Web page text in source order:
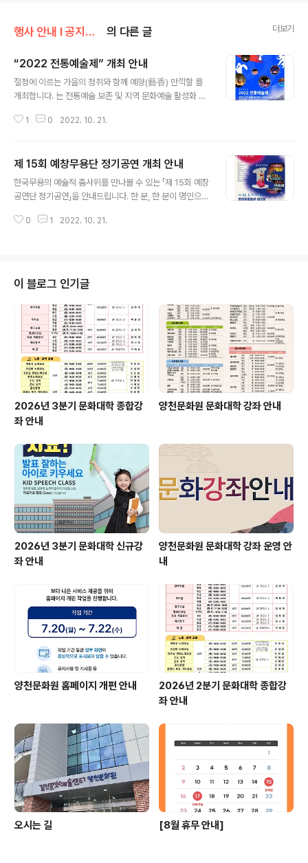
행사 안내 Ι 공지사항/공지사항 의 다른 글 더보기
“2022 전통예술제” 개최 안내
절정에 이르는 가을의 정취와 함께 예향(藝香) 만끽할 를
개최합니다. 는 전통예술 보존 및 지역 문화예술 활성화 일
민족문화 계승을 위해 힘쓰시는 우리나라 대표 명인들의
춤 선, 우리 삶을 담은 노랫가락으로 진정한 '신명'을 선사
해줄 2022 전통예술제에 많은 관심 부탁드리며 참석하셔
서 우리 전통예술의 ‘멋’을 함께 즐겨주시길 바랍니다. ■
소 : 양천공원(서울시 양천구 목동동로 111) ■ 공연내용 :
1 0 2022. 10. 21.
제 15회 예창무용단 정기공연 개최 안내
한국무용의 예술적 춤사위를 만나볼 수 있는 「제 15회 예창
공연단 정기공연」을 안내드립니다. 한 분, 한 분이 명인으로
단하여 캐나다, 이탈리아, 터키, 그리스 등 다수의 해외 초
통악기의 고동소리와 함께 신명으로 양천의 밤을 수놓을
예창무용단 제 15회 정기공연에 많은 관심과 참여 부탁드
립니다. ■ 일시 : 2022년 11월 1일(화) 19:00 ~ ■ 장소 :
양천문화회관 대극장(서울 양천구 목동서로 367) ■ 전좌
석 무료초대 #양천문화원 #예창무용단 #한국무용 #양천
구 #양천문화..
0 1 2022. 10. 21.
이 블로그 인기글
2026년 3분기 문화대학 종합강
좌 안내
양천문화원 문화대학 강좌 안내
2026년 3분기 문화대학 신규강
좌 안내
양천문화원 문화대학 강좌 운영 안
내
양천문화원 홈페이지 개편 안내
2026년 2분기 문화대학 종합강
좌 안내
오시는 길 [8월 휴무 안내]